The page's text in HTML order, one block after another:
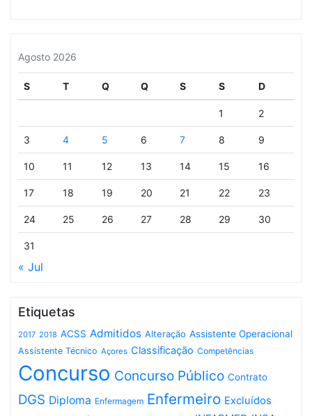
Agosto 2026
S T Q Q S S D
1 2
3 4 5 6 7 8 9
10 11 12 13 14 15 16
17 18 19 20 21 22 23
24 25 26 27 28 29 30
31
« Jul
Etiquetas
2017 2018 ACSS Admitidos Alteração Assistente Operacional
Assistente Técnico Açores Classificação Competências
Concurso Concurso Público Contrato
DGS Diploma Enfermagem Enfermeiro Excluídos